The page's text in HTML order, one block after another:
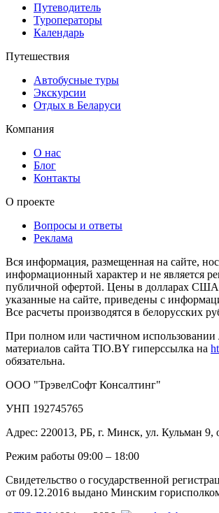
Путеводитель
Туроператоры
Календарь
Путешествия
Автобусные туры
Экскурсии
Отдых в Беларуси
Компания
О нас
Блог
Контакты
О проекте
Вопросы и ответы
Реклама
Вся информация, размещенная на сайте,
информационный характер и не является
публичной офертой. Цены в долларах США
указанные на сайте, приведены с
Все расчеты производятся в белорусских
При полном или частичном
материалов сайта TIO.BY гиперссылка на
обязательна.
ООО "ТрэвелСофт Консалтинг"
УНП 192745765
Адрес: 220013, РБ, г. Минск, ул. Кульман 9,
Режим работы 09:00 – 18:00
Свидетельство о государственной
от 09.12.2016 выдано Минским